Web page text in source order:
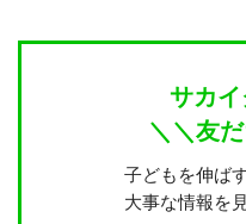
サカ
＼＼友
子どもを伸ば
大事な情報を